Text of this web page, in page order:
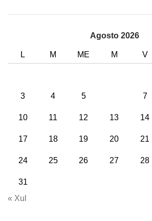
Agosto 2026
L M ME M V
3 4 5 7
10 11 12 13 14
17 18 19 20 21
24 25 26 27 28
31
« Xul